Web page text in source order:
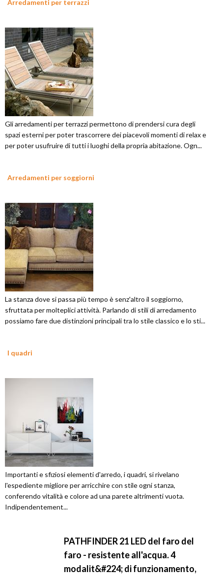
Arredamenti per terrazzi
Gli arredamenti per terrazzi permettono di prendersi cura degli
spazi esterni per poter trascorrere dei piacevoli momenti di relax e
per poter usufruire di tutti i luoghi della propria abitazione. Ogn...
Arredamenti per soggiorni
La stanza dove si passa più tempo è senz'altro il soggiorno,
sfruttata per molteplici attività. Parlando di stili di arredamento
possiamo fare due distinzioni principali tra lo stile classico e lo sti...
I quadri
Importanti e sfiziosi elementi d'arredo, i quadri, si rivelano
l'espediente migliore per arricchire con stile ogni stanza,
conferendo vitalità e colore ad una parete altrimenti vuota.
Indipendentement...
PATHFINDER 21 LED del faro del
faro - resistente all'acqua. 4
modalit&#224; di funzionamento,